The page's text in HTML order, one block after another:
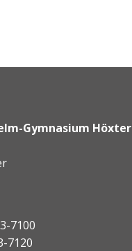
Gymnasium Höxter
7100
7120